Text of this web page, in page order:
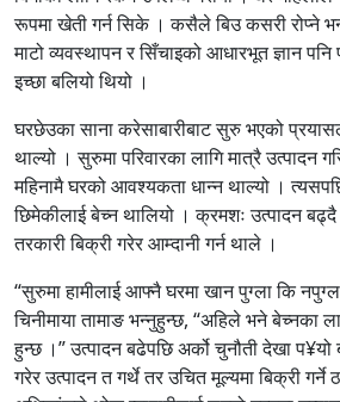
रूपमा खेती गर्न सिके । कसैले बिउ कसरी रोप्ने
माटो व्यवस्थापन र सिँचाइको आधारभूत ज्ञान
इच्छा बलियो थियो ।
घरछेउका साना करेसाबारीबाट सुरु भएको
थाल्यो । सुरुमा परिवारका लागि मात्रै उत्पादन
महिनामै घरको आवश्यकता धान्न थाल्यो ।
छिमेकीलाई बेच्न थालियो । क्रमशः उत्पादन
तरकारी बिक्री गरेर आम्दानी गर्न थाले ।
“सुरुमा हामीलाई आफ्नै घरमा खान पुग्ला कि
चिनीमाया तामाङ भन्नुहुन्छ, “अहिले भने बेच्नका
हुन्छ ।” उत्पादन बढेपछि अर्को चुनौती देखा
गरेर उत्पादन त गर्थे तर उचित मूल्यमा बिक्री गर्ने